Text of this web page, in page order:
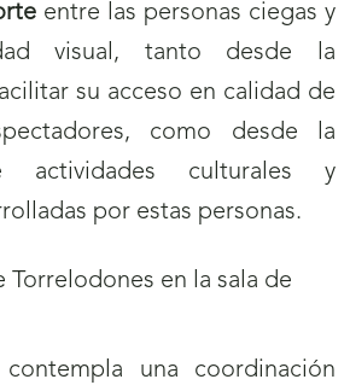
entre las personas ciegas y
visual, tanto desde la
su acceso en calidad de
como desde la
actividades culturales y
por estas personas.
una coordinación